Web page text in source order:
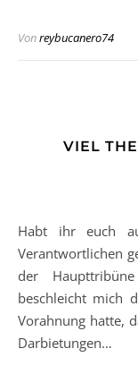
Vonreybucanero74
VIEL
Habt ihr euch auch schon gefragt, warum sich die
Verantwortlichen
der
beschleicht mich
Vorahnung hatte,
Darbietungen…